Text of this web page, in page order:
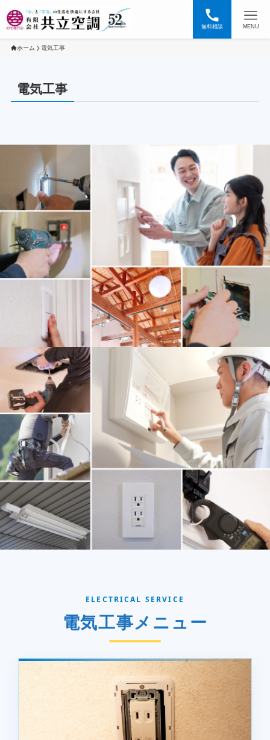
無料相談 MENU
ホーム 電気工事
電気工事
ELECTRICAL SERVICE
電気工事メニュー